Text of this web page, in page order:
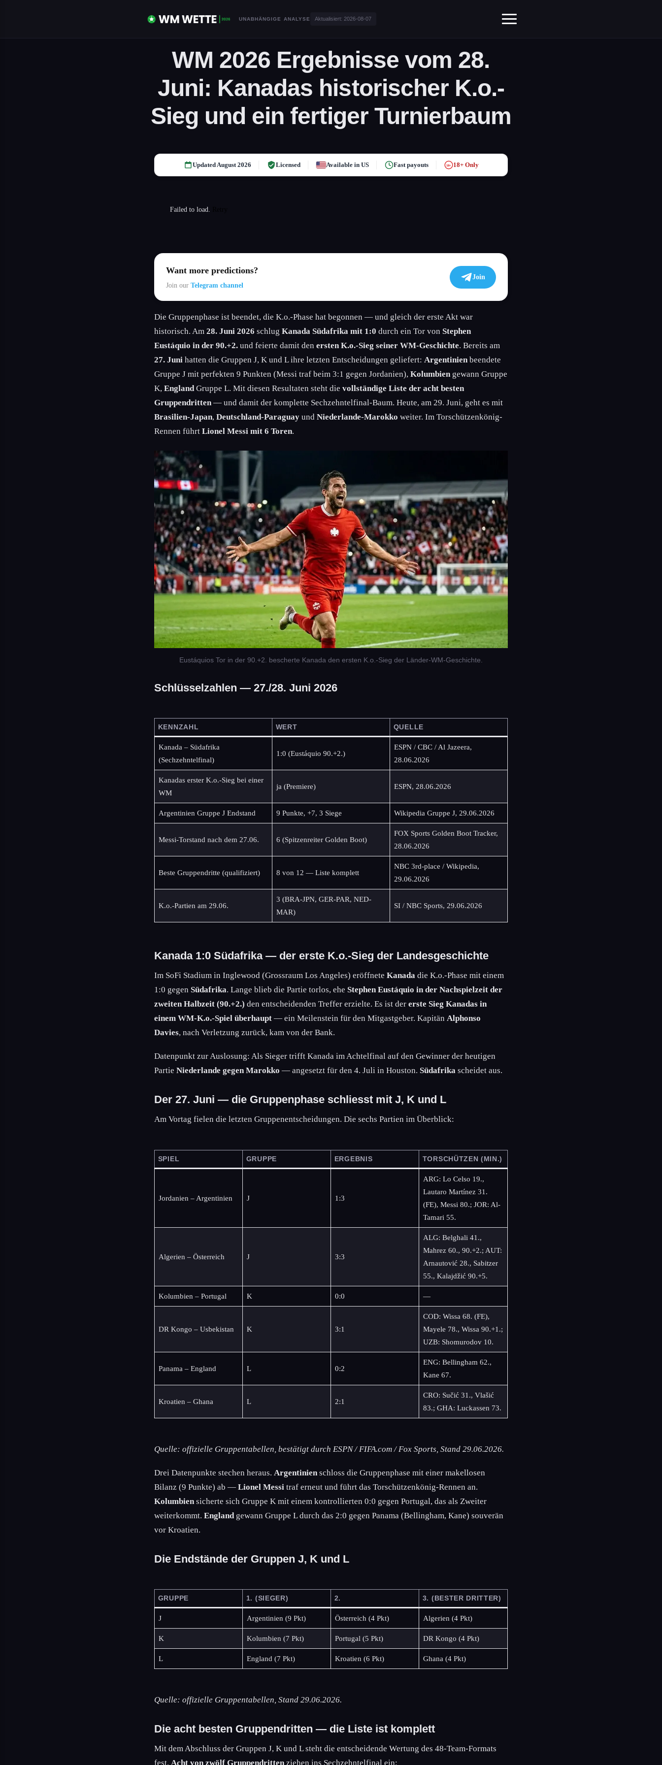
UNABHÄNGIGE ANALYSE Aktualisiert: 2026-08-07
WM 2026 Ergebnisse vom 28.
Juni: Kanadas historischer K.o.-
Sieg und ein fertiger Turnierbaum
Updated August 2026 Licensed Available in US Fast payouts 18+ 18+ Only
Failed to load.
Want more predictions?
Join our Telegram channel
Join
Die Gruppenphase ist beendet, die K.o.-Phase hat begonnen — und gleich der erste Akt war
historisch. Am 28. Juni 2026 schlug Kanada Südafrika mit 1:0 durch ein Tor von Stephen
Eustáquio in der 90.+2. und feierte damit den ersten K.o.-Sieg seiner WM-Geschichte. Bereits am
27. Juni hatten die Gruppen J, K und L ihre letzten Entscheidungen geliefert: Argentinienbeendete
Gruppe J mit perfekten 9 Punkten (Messi traf beim 3:1 gegen Jordanien), Kolumbiengewann Gruppe
K, EnglandGruppe L. Mit diesen Resultaten steht die vollständige Liste der acht besten
Gruppendritten— und damit der komplette Sechzehntelfinal-Baum. Heute, am 29. Juni, geht es mit
Brasilien-Japan, Deutschland-Paraguay und Niederlande-Marokko weiter. Im Torschützenkönig-
Rennen führt Lionel Messi mit 6 Toren.
Eustáquios Tor in der 90.+2. bescherte Kanada den ersten K.o.-Sieg der Länder-WM-Geschichte.
Schlüsselzahlen — 27./28. Juni 2026
KENNZAHL WERT QUELLE
Kanada – Südafrika
(Sechzehntelfinal)
1:0 (Eustáquio 90.+2.)
ESPN / CBC / Al Jazeera,
28.06.2026
Kanadas erster K.o.-Sieg bei einer
WM
ja (Premiere) ESPN, 28.06.2026
Argentinien Gruppe J Endstand 9 Punkte, +7, 3 Siege Wikipedia Gruppe J, 29.06.2026
Messi-Torstand nach dem 27.06. 6 (Spitzenreiter Golden Boot)
FOX Sports Golden Boot Tracker,
28.06.2026
Beste Gruppendritte (qualifiziert) 8 von 12 — Liste komplett
NBC 3rd-place / Wikipedia,
29.06.2026
K.o.-Partien am 29.06.
3 (BRA-JPN, GER-PAR, NED-
MAR)
SI / NBC Sports, 29.06.2026
Kanada 1:0 Südafrika — der erste K.o.-Sieg der Landesgeschichte
Im SoFi Stadium in Inglewood (Grossraum Los Angeles) eröffnete Kanada die K.o.-Phase mit einem
1:0 gegen Südafrika. Lange blieb die Partie torlos, ehe Stephen Eustáquio in der Nachspielzeit der
zweiten Halbzeit (90.+2.) den entscheidenden Treffer erzielte. Es ist der erste Sieg Kanadas in
einem WM-K.o.-Spiel überhaupt — ein Meilenstein für den Mitgastgeber. Kapitän Alphonso
Davies, nach Verletzung zurück, kam von der Bank.
Datenpunkt zur Auslosung: Als Sieger trifft Kanada im Achtelfinal auf den Gewinner der heutigen
Partie Niederlande gegen Marokko — angesetzt für den 4. Juli in Houston. Südafrika scheidet aus.
Der 27. Juni — die Gruppenphase schliesst mit J, K und L
Am Vortag fielen die letzten Gruppenentscheidungen. Die sechs Partien im Überblick:
SPIEL GRUPPE ERGEBNIS TORSCHÜTZEN (MIN.)
Jordanien – Argentinien J 1:3
ARG: Lo Celso 19.,
Lautaro Martínez 31.
(FE), Messi 80.; JOR: Al-
Tamari 55.
Algerien – Österreich J 3:3
ALG: Belghali 41.,
Mahrez 60., 90.+2.; AUT:
Arnautović 28., Sabitzer
55., Kalajdžić 90.+5.
Kolumbien – Portugal K 0:0 —
DR Kongo – Usbekistan K 3:1
COD: Wissa 68. (FE),
Mayele 78., Wissa 90.+1.;
UZB: Shomurodov 10.
Panama – England L 0:2
ENG: Bellingham 62.,
Kane 67.
Kroatien – Ghana L 2:1
CRO: Sučić 31., Vlašić
83.; GHA: Luckassen 73.
Quelle: offizielle Gruppentabellen, bestätigt durch ESPN / FIFA.com / Fox Sports, Stand 29.06.2026.
Drei Datenpunkte stechen heraus. Argentinienschloss die Gruppenphase mit einer makellosen
Bilanz (9 Punkte) ab — Lionel Messi traf erneut und führt das Torschützenkönig-Rennen an.
Kolumbiensicherte sich Gruppe K mit einem kontrollierten 0:0 gegen Portugal, das als Zweiter
weiterkommt. Englandgewann Gruppe L durch das 2:0 gegen Panama (Bellingham, Kane) souverän
vor Kroatien.
Die Endstände der Gruppen J, K und L
GRUPPE 1. (SIEGER) 2. 3. (BESTER DRITTER)
J Argentinien (9 Pkt) Österreich (4 Pkt) Algerien (4 Pkt)
K Kolumbien (7 Pkt) Portugal (5 Pkt) DR Kongo (4 Pkt)
L England (7 Pkt) Kroatien (6 Pkt) Ghana (4 Pkt)
Quelle: offizielle Gruppentabellen, Stand 29.06.2026.
Die acht besten Gruppendritten — die Liste ist komplett
Mit dem Abschluss der Gruppen J, K und L steht die entscheidende Wertung des 48-Team-Formats
fest. Acht von zwölf Gruppendritten ziehen ins Sechzehntelfinal ein: